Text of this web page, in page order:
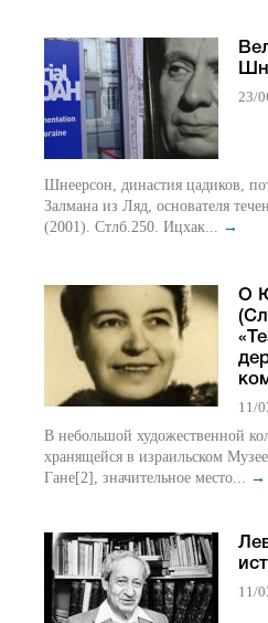
23/
Шнеерсон, династия цадиков,
Залмана из Ляд, основателя
(2001). Стлб.250. Ицхак... →
О
11/
В небольшой художественной
хранящейся в израильском
Гане[2], значительное место...
→
11/